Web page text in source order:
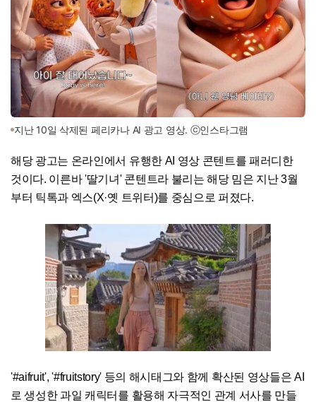
지난 10일 삭제된 페리카나 AI 광고 영상. ⓒ인스타그램
해당 광고는 온라인에서 유행한 AI 영상 콘텐트를 패러디한
것이다. 이른바 '딸기녀' 콘텐트라 불리는 해당 밈은 지난 3월
부터 틱톡과 엑스(X·옛 트위터)를 중심으로 퍼졌다.
'#aifruit', '#fruitstory' 등의 해시태그와 함께 확산된 영상들은 AI
로 생성한 과일 캐릭터를 활용해 자극적인 관계 서사를 만들